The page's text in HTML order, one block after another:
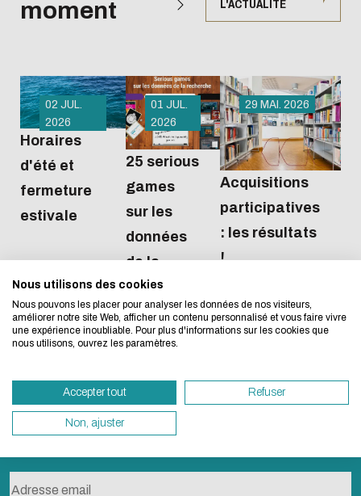
L'écoconception, ça
concerne aussi !
Nous avons développé ce site Internet dans
d'une démarche forte d'écoconception.
besoins énergétiques nécessaires à votre
vous pouvez le parcourir dans son Mode
sollicitera très peu nos serveurs et vous
moment L'ACTUALITÉ
02 JUL.
2026
Horaires
d'été et
fermeture
estivale
01 JUL.
2026
25 serious
games
sur les
données
de la
recherche
29 MAI. 2026
Acquisitions
participatives
: les résultats
!
Nous utilisons des cookies
Nous pouvons les placer pour analyser les données de nos visiteurs,
améliorer notre site Web, afficher un contenu personnalisé et vous faire vivre
une expérience inoubliable. Pour plus d'informations sur les cookies que
nous utilisons, ouvrez les paramètres.
Accepter tout Refuser
Non, ajuster